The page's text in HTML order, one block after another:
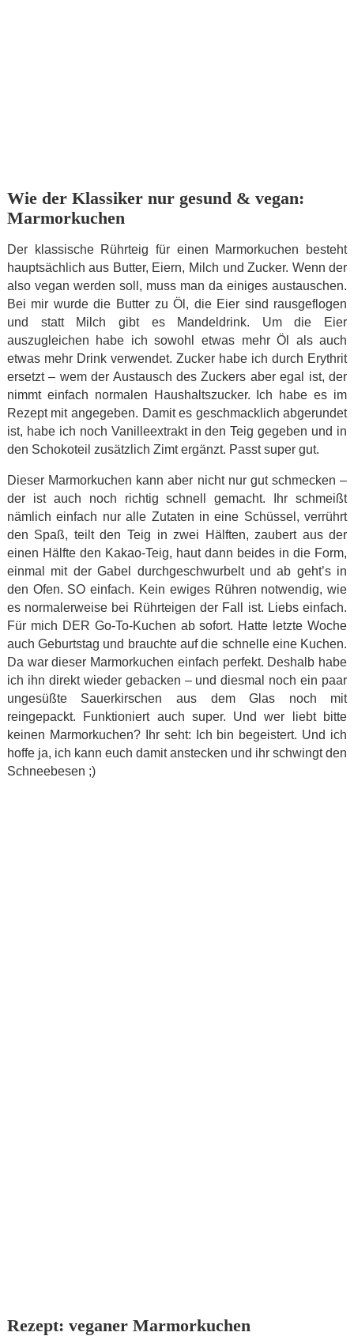
Wie der Klassiker nur gesund & vegan:
Marmorkuchen
Der klassische Rührteig für einen Marmorkuchen besteht
hauptsächlich aus Butter, Eiern, Milch und Zucker. Wenn der
also vegan werden soll, muss man da einiges austauschen.
Bei mir wurde die Butter zu Öl, die Eier sind rausgeflogen
und statt Milch gibt es Mandeldrink. Um die Eier
auszugleichen habe ich sowohl etwas mehr Öl als auch
etwas mehr Drink verwendet. Zucker habe ich durch Erythrit
ersetzt – wem der Austausch des Zuckers aber egal ist, der
nimmt einfach normalen Haushaltszucker. Ich habe es im
Rezept mit angegeben. Damit es geschmacklich abgerundet
ist, habe ich noch Vanilleextrakt in den Teig gegeben und in
den Schokoteil zusätzlich Zimt ergänzt. Passt super gut.
Dieser Marmorkuchen kann aber nicht nur gut schmecken –
der ist auch noch richtig schnell gemacht. Ihr schmeißt
nämlich einfach nur alle Zutaten in eine Schüssel, verrührt
den Spaß, teilt den Teig in zwei Hälften, zaubert aus der
einen Hälfte den Kakao-Teig, haut dann beides in die Form,
einmal mit der Gabel durchgeschwurbelt und ab geht’s in
den Ofen. SO einfach. Kein ewiges Rühren notwendig, wie
es normalerweise bei Rührteigen der Fall ist. Liebs einfach.
Für mich DER Go-To-Kuchen ab sofort. Hatte letzte Woche
auch Geburtstag und brauchte auf die schnelle eine Kuchen.
Da war dieser Marmorkuchen einfach perfekt. Deshalb habe
ich ihn direkt wieder gebacken – und diesmal noch ein paar
ungesüßte Sauerkirschen aus dem Glas noch mit
reingepackt. Funktioniert auch super. Und wer liebt bitte
keinen Marmorkuchen? Ihr seht: Ich bin begeistert. Und ich
hoffe ja, ich kann euch damit anstecken und ihr schwingt den
Schneebesen ;)
Rezept: veganer Marmorkuchen